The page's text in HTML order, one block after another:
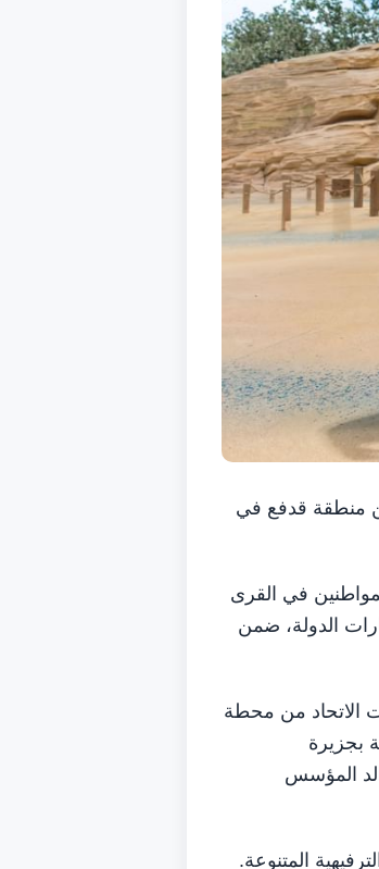
من منطقة قدفع في
في القرى
الدولة، ضمن
الاتحاد من محطة
بجزيرة
المؤسس
المتنوعة.